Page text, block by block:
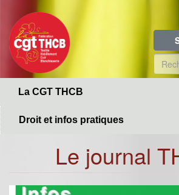
contenu
principal
de
La CGT THCB
Droit et infos pratiques
Le journal